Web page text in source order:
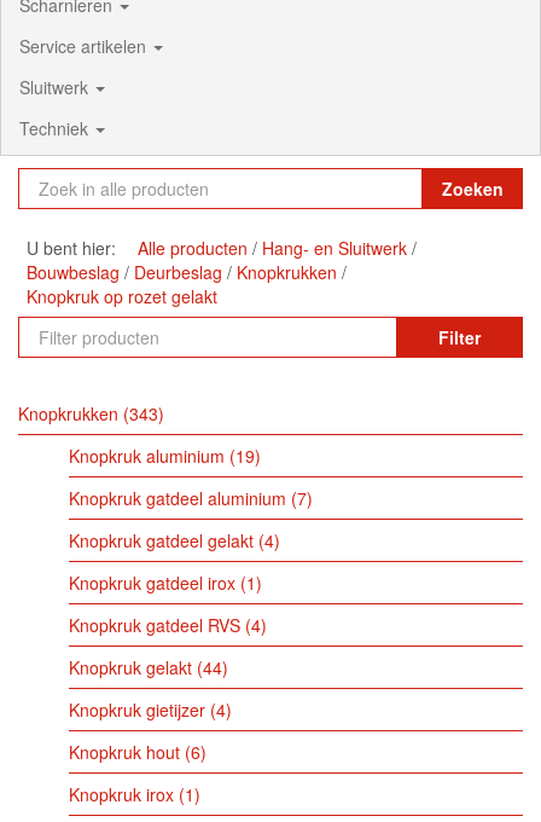
Service artikelen
Sluitwerk
Techniek
Zoeken
U bent hier: Alle producten
Hang- en Sluitwerk
Bouwbeslag
Deurbeslag
Knopkrukken
Knopkruk op rozet gelakt
Filter
Knopkrukken 343
Knopkruk aluminium 19
Knopkruk gatdeel aluminium 7
Knopkruk gatdeel gelakt 4
Knopkruk gatdeel irox 1
Knopkruk gatdeel RVS 4
Knopkruk gelakt 44
Knopkruk gietijzer 4
Knopkruk hout 6
Knopkruk irox 1